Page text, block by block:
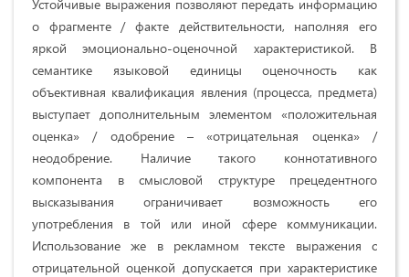
Устойчивые выражения позволяют передать информацию
о фрагменте / факте действительности, наполняя его
яркой эмоционально-оценочной характеристикой. В
семантике языковой единицы оценочность как
объективная квалификация явления (процесса, предмета)
выступает дополнительным элементом «положительная
оценка» / одобрение – «отрицательная оценка» /
неодобрение. Наличие такого коннотативного
компонента в смысловой структуре прецедентного
высказывания ограни­чивает возможность его
употребления в той или иной сфере коммуникации.
Использование же в рекламном тексте выражения с
отрицательной оценкой допускается при характеристике